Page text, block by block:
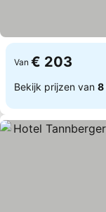
Van € 203
Bekijk prijzen van 8